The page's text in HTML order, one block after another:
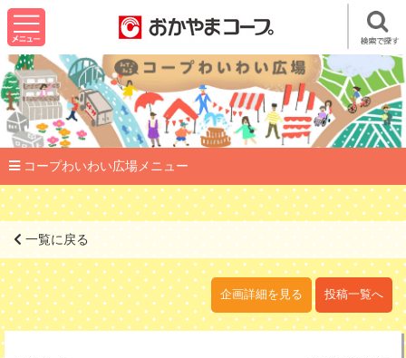
コープわいわい広場メニュー
一覧に戻る
企画詳細を見る 投稿一覧へ